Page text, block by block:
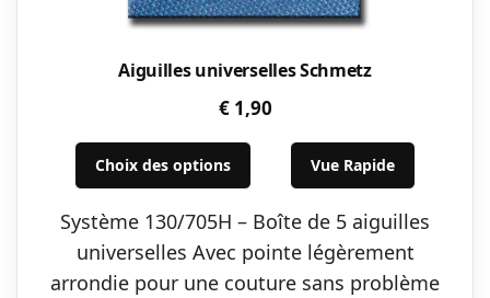
Aiguilles universelles Schmetz
€1,90
Choix des options
Ce
produit
a
plusieurs
variations.
Vue Rapide
Système 130/705H – Boîte de 5 aiguilles
universelles Avec pointe légèrement
arrondie pour une couture sans problème